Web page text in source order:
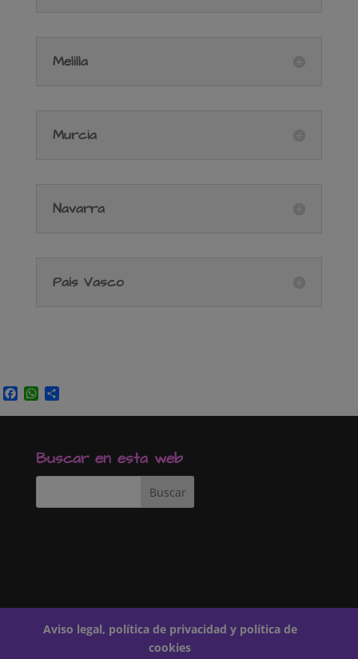
Melilla
Murcia
Navarra
País Vasco
FacebookWhatsApp
Buscar en esta web
Aviso legal, política de privacidad y política de
cookies